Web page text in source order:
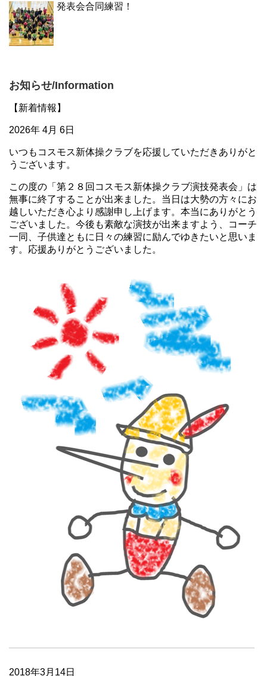
発表会合同練習！
お知らせ/Information
【新着情報】
2026年 4月 6日
いつもコスモス新体操クラブを応援していただきありがと
うございます。
この度の「第２８回コスモス新体操クラブ演技発表会」は
無事に終了することが出来ました。当日は大勢の方々にお
越しいただき心より感謝申し上げます。本当にありがとう
ございました。今後も素敵な演技が出来ますよう、コーチ
一同、子供達ともに日々の練習に励んでゆきたいと思いま
す。応援ありがとうございました。
2018年3月14日